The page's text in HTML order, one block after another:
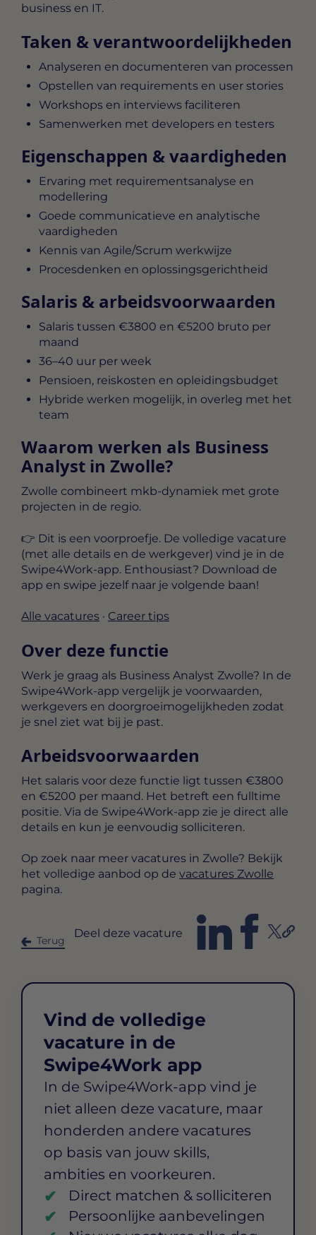
business en IT.
Taken & verantwoordelijkheden
Analyseren en documenteren van processen
Opstellen van requirements en user stories
Workshops en interviews faciliteren
Samenwerken met developers en testers
Eigenschappen & vaardigheden
Ervaring met requirementsanalyse en
modellering
Goede communicatieve en analytische
vaardigheden
Kennis van Agile/Scrum werkwijze
Procesdenken en oplossingsgerichtheid
Salaris & arbeidsvoorwaarden
Salaris tussen €3800 en €5200 bruto per
maand
36–40 uur per week
Pensioen, reiskosten en opleidingsbudget
Hybride werken mogelijk, in overleg met het
team
Waarom werken als Business
Analyst in Zwolle?
Zwolle combineert mkb‑dynamiek met grote
projecten in de regio.
👉 Dit is een voorproefje. De volledige vacature
(met alle details en de werkgever) vind je in de
Swipe4Work-app. Enthousiast? Download de
app en swipe jezelf naar je volgende baan!
Alle vacatures · Career tips
Over deze functie
Werk je graag als Business Analyst Zwolle? In de
Swipe4Work-app vergelijk je voorwaarden,
werkgevers en doorgroeimogelijkheden zodat
je snel ziet wat bij je past.
Arbeidsvoorwaarden
Het salaris voor deze functie ligt tussen €3800
en €5200 per maand. Het betreft een fulltime
positie. Via de Swipe4Work-app zie je direct alle
details en kun je eenvoudig solliciteren.
Op zoek naar meer vacatures in Zwolle? Bekijk
het volledige aanbod op de vacatures Zwolle
pagina.
Terug
Deel deze vacature
Vind de volledige
vacature in de
Swipe4Work app
In de Swipe4Work-app vind je
niet alleen deze vacature, maar
honderden andere vacatures
op basis van jouw skills,
ambities en voorkeuren.
Direct matchen & solliciteren
Persoonlijke aanbevelingen